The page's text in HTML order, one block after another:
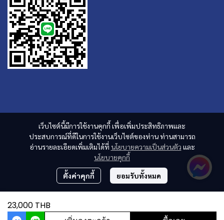
23,000 THB
เว็บไซต์นี้มีการใช้งานคุกกี้ เพื่อเพิ่มประสิทธิภาพและ
ประสบการณ์ที่ดีในการใช้งานเว็บไซต์ของท่าน ท่านสามารถ
อ่านรายละเอียดเพิ่มเติมได้ที่ นโยบายความเป็นส่วนตัว และ
นโยบายคุกกี้
ตั้งค่าคุกกี้ ยอมรับทั้งหมด